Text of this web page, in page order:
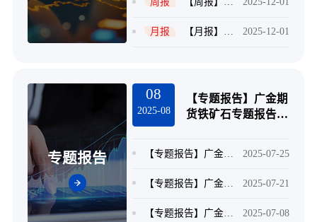
2025-12-01
月报 【月报】广金期货黑色月报：终端压力渐显，下行风险仍存 20251128
专题报告
08
2025-08
【专题报告】广金期
货铁矿石专题报告：
20250807
2025-07-25
【专题报告】广金期货双焦专题报告：“反内卷”预期强化，后市酝酿新机会 20250724
2025-07-21
【专题报告】广金期货丙烯专题报告：丙烯上市首日策略 20250721
2025-07-08
【专题报告】广金期货纯苯专题报告：纯苯上市首日策略 20250707